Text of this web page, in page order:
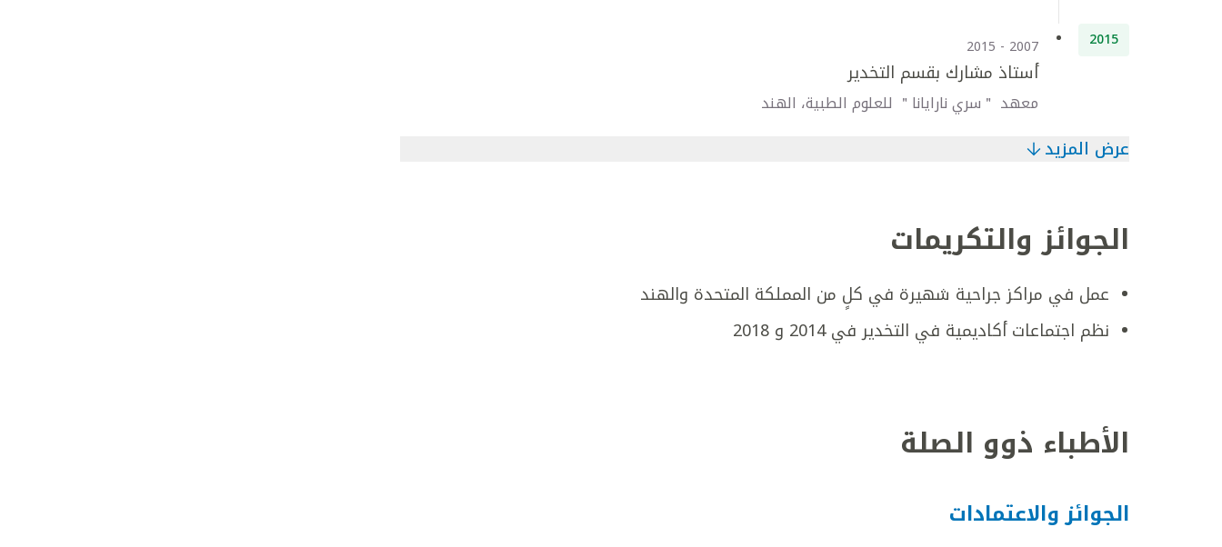
2015
2007 - 2015
أستاذ مشارك بقسم التخدير
معهد ＂سري نارايانا＂ للعلوم الطبية، الهند
عرض المزيد
الجوائز والتكريمات
عمل في مراكز جراحية شهيرة في كلٍ من المملكة المتحدة والهند
نظم اجتماعات أكاديمية في التخدير في 2014 و 2018
الأطباء ذوو الصلة
الجوائز والاعتمادات